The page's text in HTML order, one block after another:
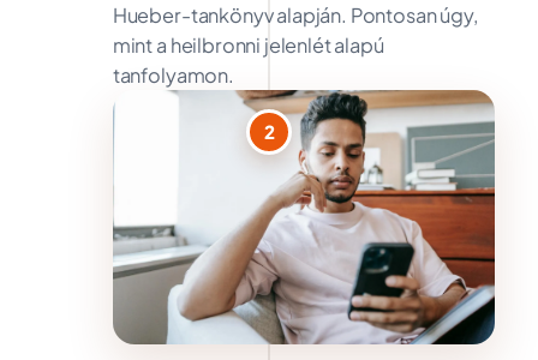
Hueber-tankönyv alapján. Pontosan úgy,
mint a heilbronni jelenlét alapú
tanfolyamon.
2